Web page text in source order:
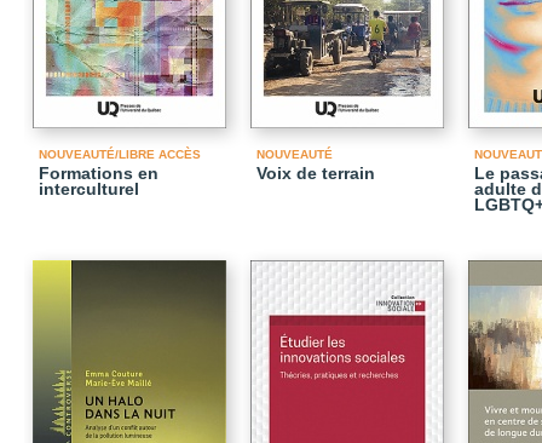
NOUVEAUTÉ/LIBRE ACCÈS
Formations en
interculturel
NOUVEAUTÉ
Voix de terrain
Le
adulte